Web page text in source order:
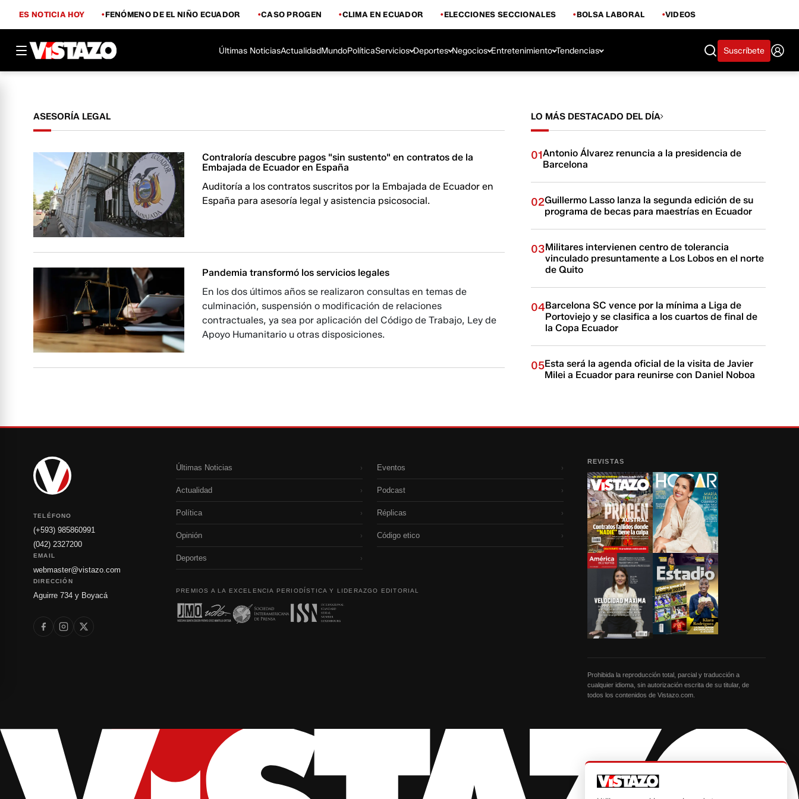
ES NOTICIA HOY FENÓMENO DE EL NIÑO ECUADOR CASO PROGEN CLIMA EN ECUADOR ELECCIONES SECCIONALES BOLSA LABORAL VIDEOS
Últimas NoticiasActualidadMundoPolíticaServicios Deportes Negocios Entretenimiento Tendencias Suscríbete
ASESORÍA LEGAL
Contraloría descubre pagos "sin sustento" en contratos de la
Embajada de Ecuador en España
Auditoría a los contratos suscritos por la Embajada de Ecuador en
España para asesoría legal y asistencia psicosocial.
Pandemia transformó los servicios legales
En los dos últimos años se realizaron consultas en temas de
culminación, suspensión o modificación de relaciones
contractuales, ya sea por aplicación del Código de Trabajo, Ley de
Apoyo Humanitario u otras disposiciones.
LO MÁS DESTACADO DEL DÍA
01Antonio Álvarez renuncia a la presidencia de
Barcelona
02Guillermo Lasso lanza la segunda edición de su
programa de becas para maestrías en Ecuador
03Militares intervienen centro de tolerancia
vinculado presuntamente a Los Lobos en el norte
de Quito
04Barcelona SC vence por la mínima a Liga de
Portoviejo y se clasifica a los cuartos de final de
la Copa Ecuador
05Esta será la agenda oficial de la visita de Javier
Milei a Ecuador para reunirse con Daniel Noboa
TELÉFONO
(+593) 985860991
(042) 2327200
EMAIL
webmaster@vistazo.com
DIRECCIÓN
Aguirre 734 y Boyacá
Últimas Noticias ›
Actualidad ›
Política ›
Opinión ›
Deportes ›
Eventos ›
Podcast ›
Réplicas ›
Código etico ›
PREMIOS A LA EXCELENCIA PERIODÍSTICA Y LIDERAZGO EDITORIAL
REVISTAS
Prohibida la reproducción total, parcial y traducción a
cualquier idioma, sin autorización escrita de su titular, de
todos los contenidos de Vistazo.com.